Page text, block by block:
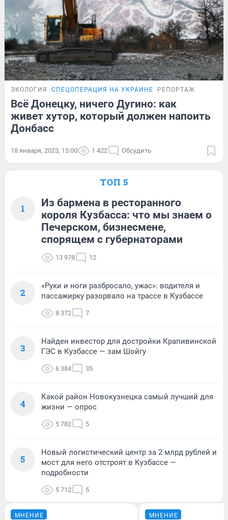
ЭКОЛОГИЯ СПЕЦОПЕРАЦИЯ НА УКРАИНЕ РЕПОРТАЖ
Всё Донецку, ничего Дугино: как
живет хутор, который должен напоить
Донбасс
18 января, 2023, 15:00 1 422 Обсудить
ТОП 5
1
Из бармена в ресторанного
короля Кузбасса: что мы знаем о
Печерском, бизнесмене,
спорящем с губернаторами
13 978 12
2
«Руки и ноги разбросало, ужас»: водителя и
пассажирку разорвало на трассе в Кузбассе
8 372 7
3
Найден инвестор для достройки Крапивинской
ГЭС в Кузбассе — зам Шойгу
6 384 35
4
Какой район Новокузнецка самый лучший для
жизни — опрос
5 782 5
5
Новый логистический центр за 2 млрд рублей и
мост для него отстроят в Кузбассе —
подробности
5 712 5
МНЕНИЕ МНЕНИЕ